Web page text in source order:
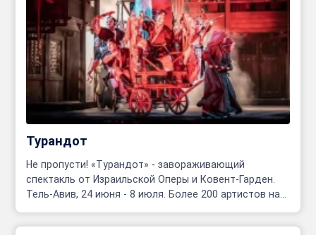
Турандот
Не пропусти! «Турандот» - завораживающий
спектакль от Израильской Оперы и Ковент-Гарден.
Тель-Авив, 24 июня - 8 июля. Более 200 артистов на